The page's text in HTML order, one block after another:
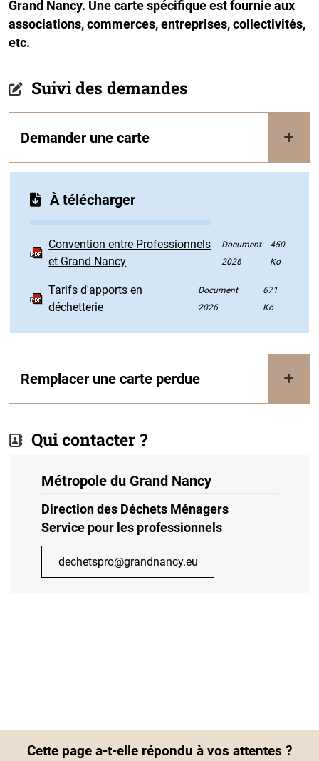
Grand Nancy. Une carte spécifique est fournie aux
associations, commerces, entreprises, collectivités,
etc.
Suivi des demandes
Demander une carte
À télécharger
Convention entre Professionnels
et Grand Nancy
Document
2026
450
Ko
Tarifs d'apports en
déchetterie
Document
2026
671
Ko
Remplacer une carte perdue
Qui contacter ?
Métropole du Grand Nancy
Direction des Déchets Ménagers
Service pour les professionnels
dechetspro@grandnancy.eu
Cette page a-t-elle répondu à vos attentes ?